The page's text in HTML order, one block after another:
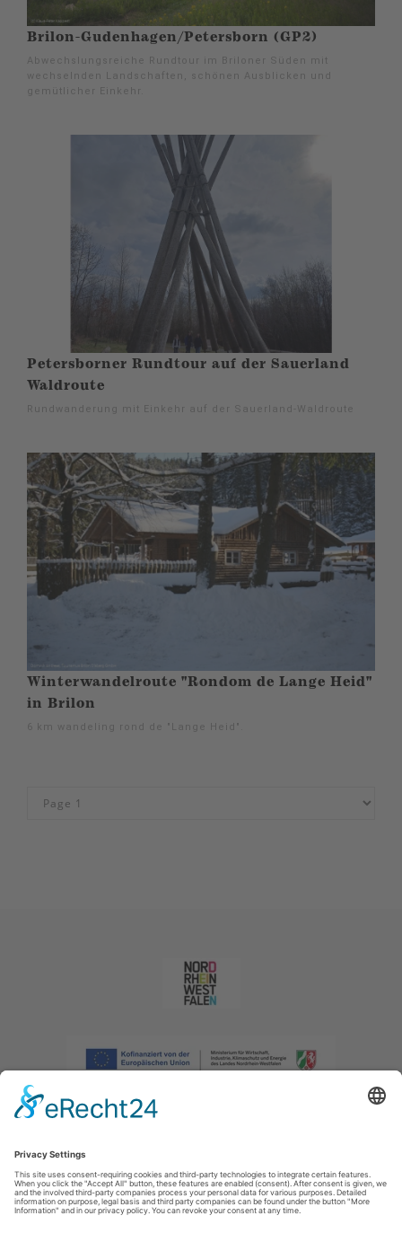
Brilon-Gudenhagen/Petersborn (GP2)
Abwechslungsreiche Rundtour im Briloner Süden mit
wechselnden Landschaften, schönen Ausblicken und
gemütlicher Einkehr.
Petersborner Rundtour auf der Sauerland
Waldroute
Rundwanderung mit Einkehr auf der Sauerland-Waldroute
Winterwandelroute "Rondom de Lange Heid"
in Brilon
6 km wandeling rond de "Lange Heid".
Afdruk |Privacybeleid|Verklaring van toegankelijkheid